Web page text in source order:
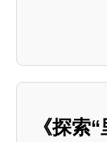
《探索